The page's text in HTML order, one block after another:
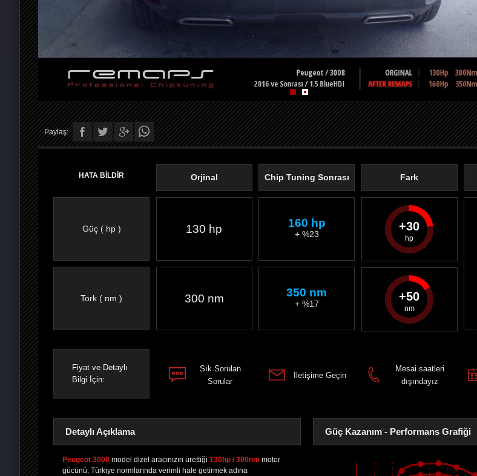
Paylaş:
HATA BİLDİR
Güç ( hp )
Tork ( nm )
Orjinal
130 hp
300 nm
Chip Tuning Sonrası
160 hp
+ %23
350 nm
+ %17
Fark
30
50
Fiyat ve Detaylı
Bilgi İçin:
Sık Sorulan
Sorular
İletişime Geçin
Mesai saatleri
dışındayız
Detaylı Açıklama
Peugeot 3008 model dizel aracınızın ürettiği 130hp / 300nm motor
gücünü, Türkiye normlarında verimli hale getirmek adına
Güç Kazanım - Performans Grafiği